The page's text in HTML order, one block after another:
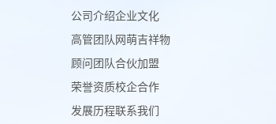
公司介绍
高管团队
顾问团队
荣誉资质
发展历程
企业文化
网萌吉祥物
合伙加盟
校企合作
联系我们